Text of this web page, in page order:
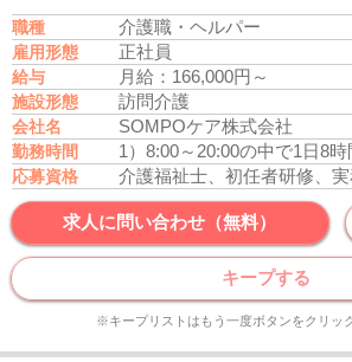
職種 介護職・ヘルパー
雇用形態 正社員
給与 月給：166,000円～
施設形態 訪問介護
会社名 SOMPOケア株式会社
勤務時間 1）8:00～20:00の中で1日8
応募資格
求人に問い合わせ（無料）
キープする
※キープリストはもう一度ボタンをクリッ